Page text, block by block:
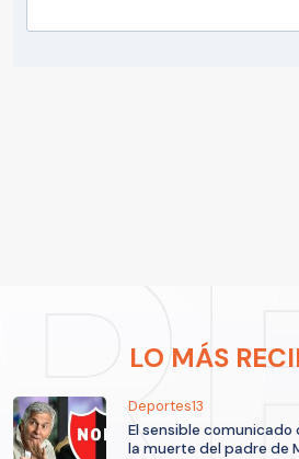
LO MÁS
Deportes13
El sensible comunicado
la muerte del padre de